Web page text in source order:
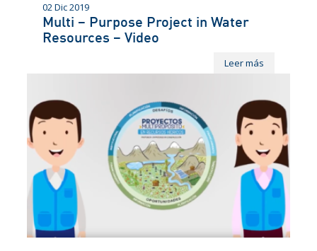
02 Dic 2019
Multi – Purpose Project in Water
Resources – Video
Leer más